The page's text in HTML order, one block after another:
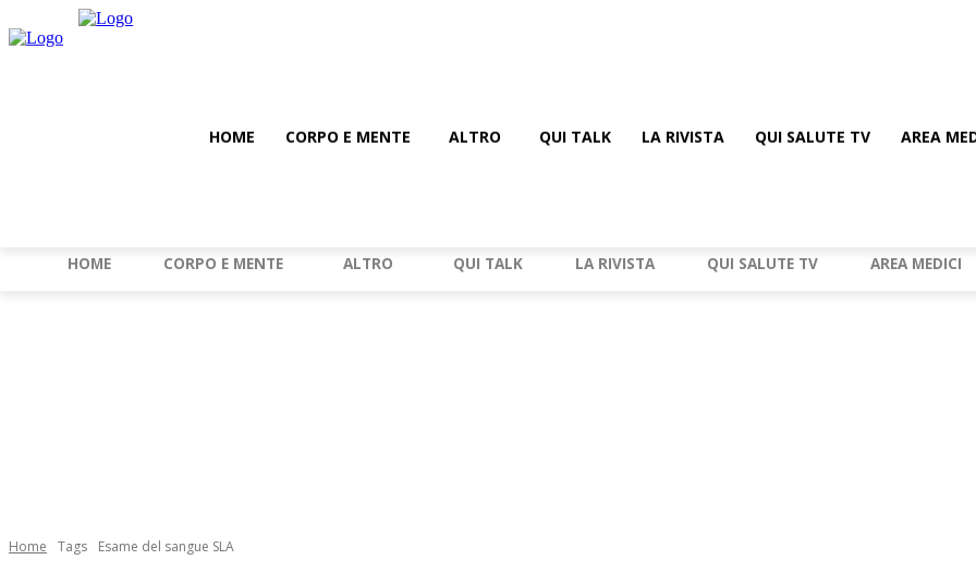
HOME CORPO E MENTE ALTRO QUI TALK LA RIVISTA QUI SALUTE TV AREA MEDICI
HOME CORPO E MENTE ALTRO QUI TALK LA RIVISTA QUI SALUTE TV AREA
Home Tags Esame del sangue SLA